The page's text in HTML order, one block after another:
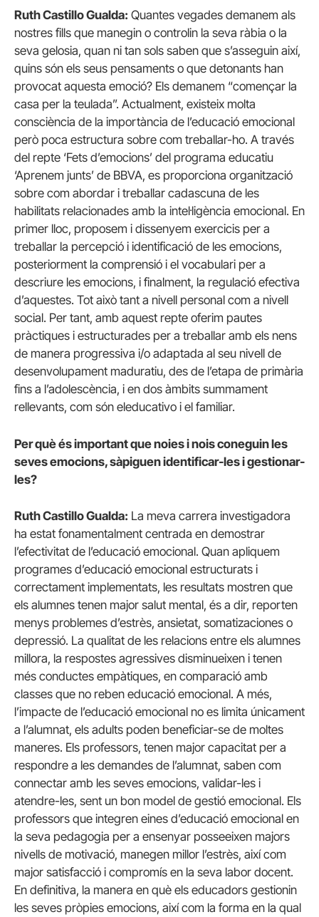
Ruth Castillo Gualda: Quantes vegades demanem als
nostres fills que manegin o controlin la seva ràbia o la
seva gelosia, quan ni tan sols saben que s’asseguin així,
quins són els seus pensaments o que detonants han
provocat aquesta emoció? Els demanem “començar la
casa per la teulada”. Actualment, existeix molta
consciència de la importància de l’educació emocional
però poca estructura sobre com treballar-ho. A través
del repte ‘Fets d’emocions’ del programa educatiu
‘Aprenem junts’ de BBVA, es proporciona organització
sobre com abordar i treballar cadascuna de les
habilitats relacionades amb la intel·ligència emocional. En
primer lloc, proposem i dissenyem exercicis per a
treballar la percepció i identificació de les emocions,
posteriorment la comprensió i el vocabulari per a
descriure les emocions, i finalment, la regulació efectiva
d’aquestes. Tot això tant a nivell personal com a nivell
social. Per tant, amb aquest repte oferim pautes
pràctiques i estructurades per a treballar amb els nens
de manera progressiva i/o adaptada al seu nivell de
desenvolupament maduratiu, des de l’etapa de primària
fins a l’adolescència, i en dos àmbits summament
rellevants, com són eleducativo i el familiar.
Per què és important que noies i nois coneguin les
seves emocions, sàpiguen identificar-les i gestionar-
les?
Ruth Castillo Gualda: La meva carrera investigadora
ha estat fonamentalment centrada en demostrar
l’efectivitat de l’educació emocional. Quan apliquem
programes d’educació emocional estructurats i
correctament implementats, les resultats mostren que
els alumnes tenen major salut mental, és a dir, reporten
menys problemes d’estrès, ansietat, somatizaciones o
depressió. La qualitat de les relacions entre els alumnes
millora, la respostes agressives disminueixen i tenen
més conductes empàtiques, en comparació amb
classes que no reben educació emocional. A més,
l’impacte de l’educació emocional no es limita únicament
a l’alumnat, els adults poden beneficiar-se de moltes
maneres. Els professors, tenen major capacitat per a
respondre a les demandes de l’alumnat, saben com
connectar amb les seves emocions, validar-les i
atendre-les, sent un bon model de gestió emocional. Els
professors que integren eines d’educació emocional en
la seva pedagogia per a ensenyar posseeixen majors
nivells de motivació, manegen millor l’estrès, així com
major satisfacció i compromís en la seva labor docent.
En definitiva, la manera en què els educadors gestionin
les seves pròpies emocions, així com la forma en la qual